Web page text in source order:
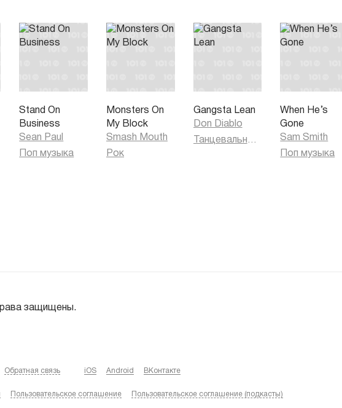
Stand On
Business
Sean Paul
Поп музыка
Monsters On
My Block
Smash Mouth
Рок
Gangsta Lean
Don Diablo
Танцевальная музыка
When He’s
Gone
Sam Smith
Поп музыка
защищены.
Обратная связь iOS Android ВКонтакте
Пользовательское соглашение Пользовательское соглашение (подкасты)